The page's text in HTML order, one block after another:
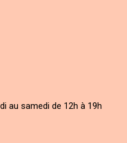
au samedi de 12h à 19h